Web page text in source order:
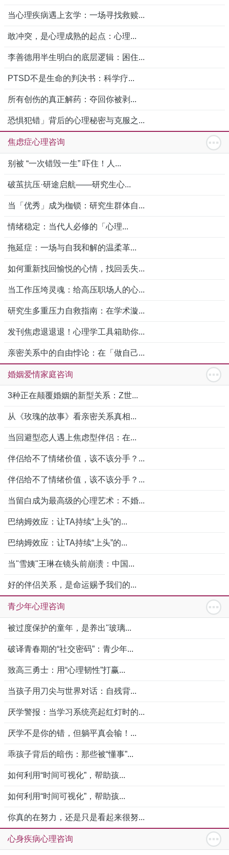
当心理疾病遇上玄学：一场寻找救赎...
敢冲突，是心理成熟的起点：心理...
李善德用半生明白的底层逻辑：困住...
PTSD不是生命的判决书：科学疗...
所有创伤的真正解药：夺回你被剥...
恐惧犯错」背后的心理秘密与克服之...
焦虑症心理咨询
别被 “一次错毁一生” 吓住！人...
破茧抗压·研途启航——研究生心...
当「优秀」成为枷锁：研究生群体自...
情绪稳定：当代人必修的「心理...
拖延症：一场与自我和解的温柔革...
如何重新找回愉悦的心情，找回丢失...
当工作压垮灵魂：给高压职场人的心...
研究生多重压力自救指南：在学术漩...
发刊焦虑退退退！心理学工具箱助你...
亲密关系中的自由悖论：在「做自己...
婚姻爱情家庭咨询
3种正在颠覆婚姻的新型关系：Z世...
从《玫瑰的故事》看亲密关系真相...
当回避型恋人遇上焦虑型伴侣：在...
伴侣给不了情绪价值，该不该分手？...
伴侣给不了情绪价值，该不该分手？...
当留白成为最高级的心理艺术：不婚...
巴纳姆效应：让TA持续“上头”的...
巴纳姆效应：让TA持续“上头”的...
当"雪姨"王琳在镜头前崩溃：中国...
好的伴侣关系，是命运赐予我们的...
青少年心理咨询
被过度保护的童年，是养出"玻璃...
破译青春期的“社交密码”：青少年...
致高三勇士：用“心理韧性”打赢...
当孩子用刀尖与世界对话：自残背...
厌学警报：当学习系统亮起红灯时的...
厌学不是你的错，但躺平真会输！...
乖孩子背后的暗伤：那些被“懂事”...
如何利用“时间可视化”，帮助孩...
如何利用“时间可视化”，帮助孩...
你真的在努力，还是只是看起来很努...
心身疾病心理咨询